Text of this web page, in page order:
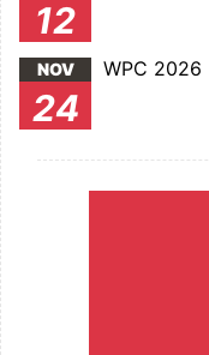
12
NOV
24
WPC 2026